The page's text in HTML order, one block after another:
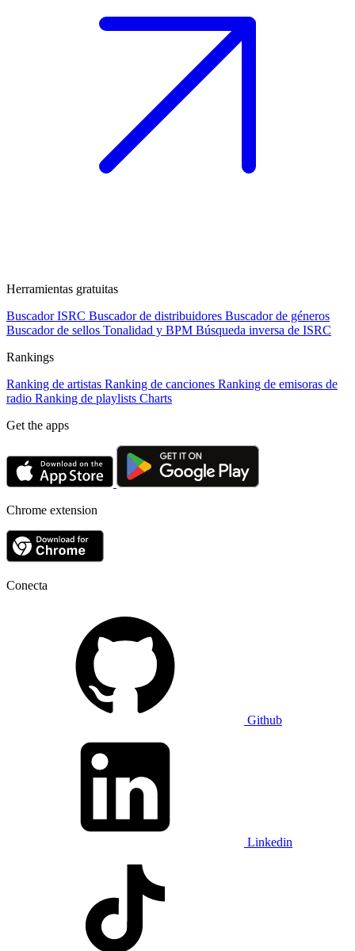
Herramientas gratuitas
Buscador ISRC Buscador de distribuidores Buscador de géneros
Buscador de sellos Tonalidad y BPM Búsqueda inversa de ISRC
Rankings
Ranking de artistas Ranking de canciones Ranking de emisoras de
radio Ranking de playlists Charts
Get the apps
Chrome extension
Conecta
Github
Linkedin